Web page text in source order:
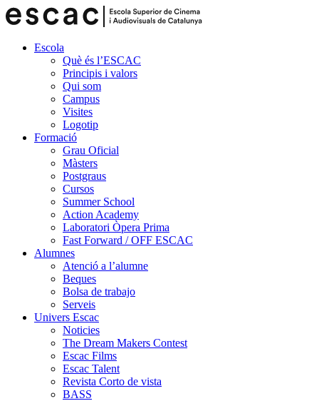
Escola
Què és l’ESCAC
Principis i valors
Qui som
Campus
Visites
Logotip
Formació
Grau Oficial
Màsters
Postgraus
Cursos
Summer School
Action Academy
Laboratori Òpera Prima
Fast Forward / OFF ESCAC
Alumnes
Atenció a l’alumne
Beques
Bolsa de trabajo
Serveis
Univers Escac
Noticies
The Dream Makers Contest
Escac Films
Escac Talent
Revista Corto de vista
BASS